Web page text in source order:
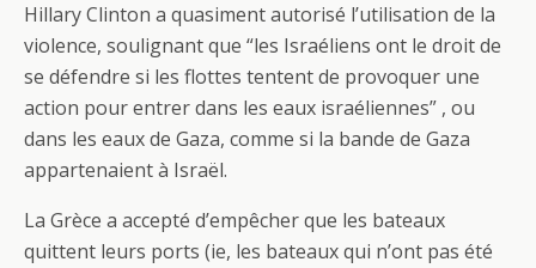
Hillary Clinton a quasiment autorisé l’utilisation de la
violence, soulignant que “les Israéliens ont le droit de
se défendre si les flottes tentent de provoquer une
action pour entrer dans les eaux israéliennes” , ou
dans les eaux de Gaza, comme si la bande de Gaza
appartenaient à Israël.
La Grèce a accepté d’empêcher que les bateaux
quittent leurs ports (ie, les bateaux qui n’ont pas été